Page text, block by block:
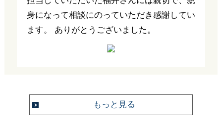
身になって相談にのっていただき感謝してい
ます。 ありがとうございました。
もっと見る